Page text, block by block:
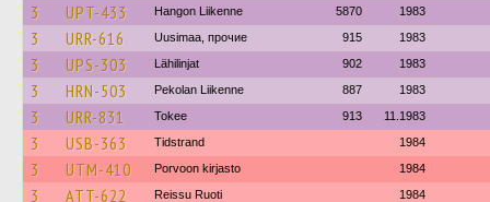
3 UPT-433 Hangon Liikenne 5870 1983
3 URR-616 Uusimaa, прочие 915 1983
3 UPS-303 Lähilinjat 902 1983
3 HRN-503 Pekolan Liikenne 887 1983
3 URR-831 Tokee 913 11.1983
3 USB-363 Tidstrand 1984
3 UTM-410 Porvoon kirjasto 1984
3 ATT-622 Reissu Ruoti 1984